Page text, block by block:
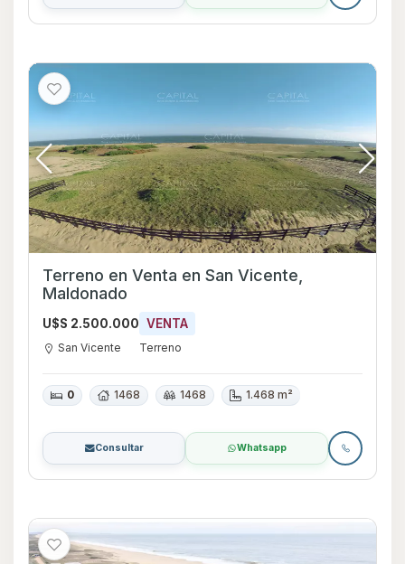
Terreno en Venta en San Vicente,
Maldonado
U$S 2.500.000 VENTA
San Vicente Terreno
0 1468 1468 1.468 m²
Consultar Whatsapp